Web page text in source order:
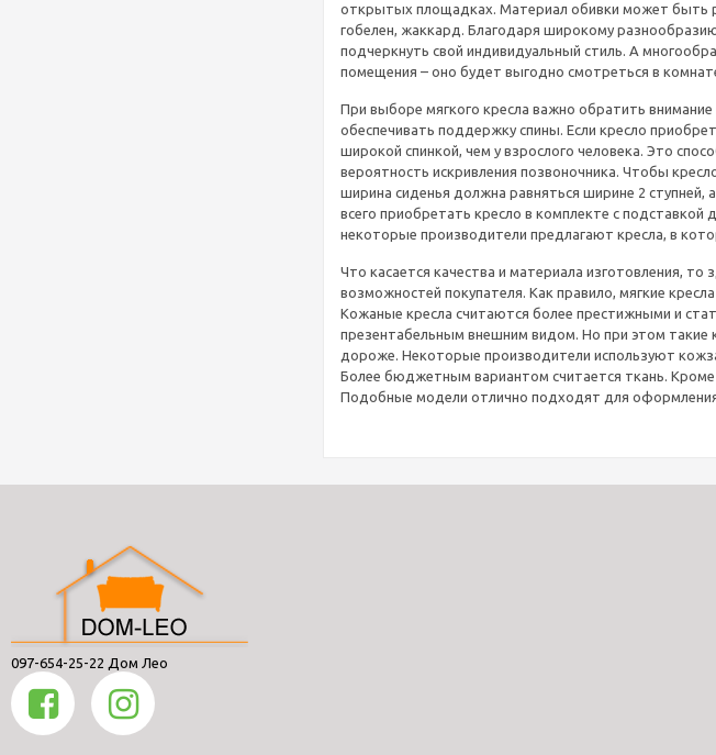
открытых площадках. Материал обивки может быть
гобелен, жаккард. Благодаря широкому
подчеркнуть свой индивидуальный стиль. А
помещения – оно будет выгодно смотреться в
При выборе мягкого кресла важно обратить
обеспечивать поддержку спины. Если кресло
широкой спинкой, чем у взрослого человека. Это
вероятность искривления позвоночника. Чтобы
ширина сиденья должна равняться ширине 2 ступней,
всего приобретать кресло в комплекте с
некоторые производители предлагают кресла, в
Что касается качества и материала изготовления,
возможностей покупателя. Как правило, мягкие
Кожаные кресла считаются более престижными и
презентабельным внешним видом. Но при этом такие
дороже. Некоторые производители используют
Более бюджетным вариантом считается ткань.
Подобные модели отлично подходят для оформления
097-654-25-22 Дом Лео